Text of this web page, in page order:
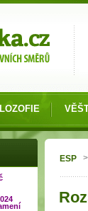
Jste
ESP